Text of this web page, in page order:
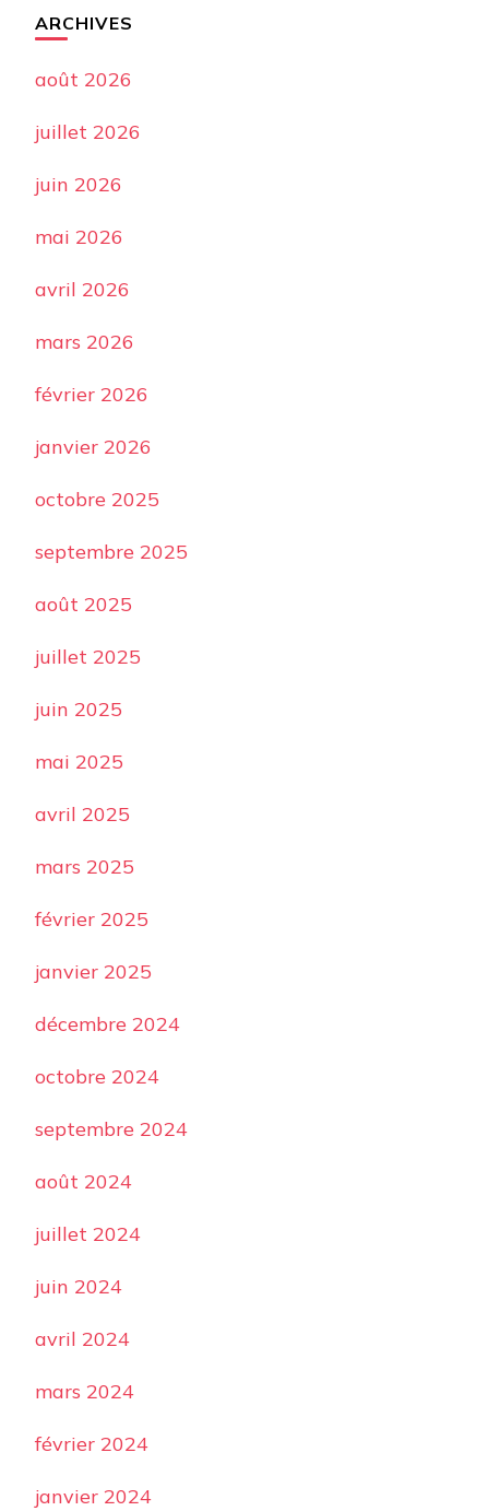
ARCHIVES
août 2026
juillet 2026
juin 2026
mai 2026
avril 2026
mars 2026
février 2026
janvier 2026
octobre 2025
septembre 2025
août 2025
juillet 2025
juin 2025
mai 2025
avril 2025
mars 2025
février 2025
janvier 2025
décembre 2024
octobre 2024
septembre 2024
août 2024
juillet 2024
juin 2024
avril 2024
mars 2024
février 2024
janvier 2024